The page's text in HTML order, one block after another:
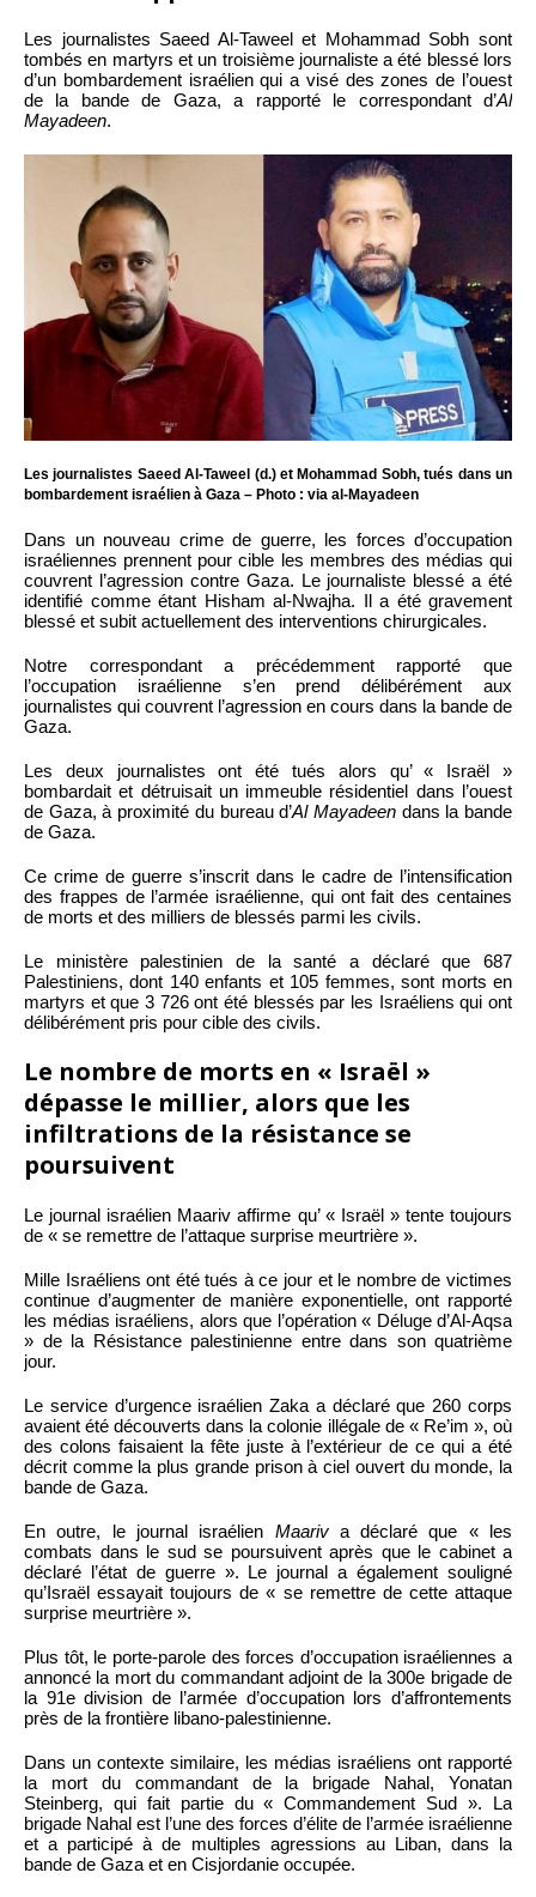
Les journalistes Saeed Al-Taweel et Mohammad Sobh sont
tombés en martyrs et un troisième journaliste a été blessé lors
d’un bombardement israélien qui a visé des zones de l’ouest
de la bande de Gaza, a rapporté le correspondant d’Al
Mayadeen.
Les journalistes Saeed Al-Taweel (d.) et Mohammad Sobh, tués dans un
bombardement israélien à Gaza – Photo : via al-Mayadeen
Dans un nouveau crime de guerre, les forces d’occupation
israéliennes prennent pour cible les membres des médias qui
couvrent l’agression contre Gaza. Le journaliste blessé a été
identifié comme étant Hisham al-Nwajha. Il a été gravement
blessé et subit actuellement des interventions chirurgicales.
Notre correspondant a précédemment rapporté que
l’occupation israélienne s’en prend délibérément aux
journalistes qui couvrent l’agression en cours dans la bande de
Gaza.
Les deux journalistes ont été tués alors qu’ « Israël »
bombardait et détruisait un immeuble résidentiel dans l’ouest
de Gaza, à proximité du bureau d’Al Mayadeendans la bande
de Gaza.
Ce crime de guerre s’inscrit dans le cadre de l’intensification
des frappes de l’armée israélienne, qui ont fait des centaines
de morts et des milliers de blessés parmi les civils.
Le ministère palestinien de la santé a déclaré que 687
Palestiniens, dont 140 enfants et 105 femmes, sont morts en
martyrs et que 3 726 ont été blessés par les Israéliens qui ont
délibérément pris pour cible des civils.
Le nombre de morts en « Israël »
dépasse le millier, alors que les
infiltrations de la résistance se
poursuivent
Le journal israélien Maariv affirme qu’ « Israël » tente toujours
de « se remettre de l’attaque surprise meurtrière ».
Mille Israéliens ont été tués à ce jour et le nombre de victimes
continue d’augmenter de manière exponentielle, ont rapporté
les médias israéliens, alors que l’opération « Déluge d’Al-Aqsa
» de la Résistance palestinienne entre dans son quatrième
jour.
Le service d’urgence israélien Zaka a déclaré que 260 corps
avaient été découverts dans la colonie illégale de « Re’im », où
des colons faisaient la fête juste à l’extérieur de ce qui a été
décrit comme la plus grande prison à ciel ouvert du monde, la
bande de Gaza.
En outre, le journal israélien Maariva déclaré que « les
combats dans le sud se poursuivent après que le cabinet a
déclaré l’état de guerre ». Le journal a également souligné
qu’Israël essayait toujours de « se remettre de cette attaque
surprise meurtrière ».
Plus tôt, le porte-parole des forces d’occupation israéliennes a
annoncé la mort du commandant adjoint de la 300e brigade de
la 91e division de l’armée d’occupation lors d’affrontements
près de la frontière libano-palestinienne.
Dans un contexte similaire, les médias israéliens ont rapporté
la mort du commandant de la brigade Nahal, Yonatan
Steinberg, qui fait partie du « Commandement Sud ». La
brigade Nahal est l’une des forces d’élite de l’armée israélienne
et a participé à de multiples agressions au Liban, dans la
bande de Gaza et en Cisjordanie occupée.